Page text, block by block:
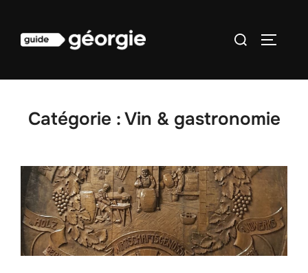
contenu
Rechercher :
Catégorie :Vin & gastronomie